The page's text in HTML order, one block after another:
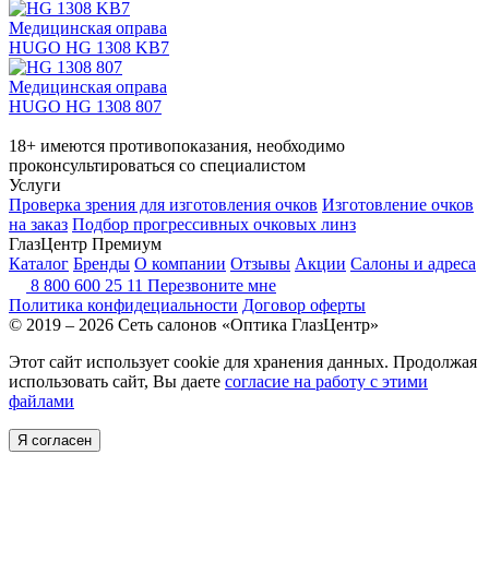
Медицинская оправа
HUGO HG 1308 KB7
Медицинская оправа
HUGO HG 1308 807
18+ имеются противопоказания, необходимо
проконсультироваться со специалистом
Услуги
Проверка зрения для изготовления очков Изготовление очков
на заказ Подбор прогрессивных очковых линз
ГлазЦентр Премиум
Каталог Бренды О компании Отзывы Акции Салоны и адреса
8 800 600 25 11 Перезвоните мне
Политика конфидециальности Договор оферты
© 2019 – 2026 Сеть салонов «Оптика ГлазЦентр»
Этот сайт использует cookie для хранения данных. Продолжая
использовать сайт, Вы даете согласие на работу с этими
файлами
Я согласен